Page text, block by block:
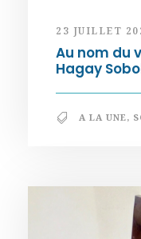
23 JUILLET
Au nom du
Hagay
A LA UNE,